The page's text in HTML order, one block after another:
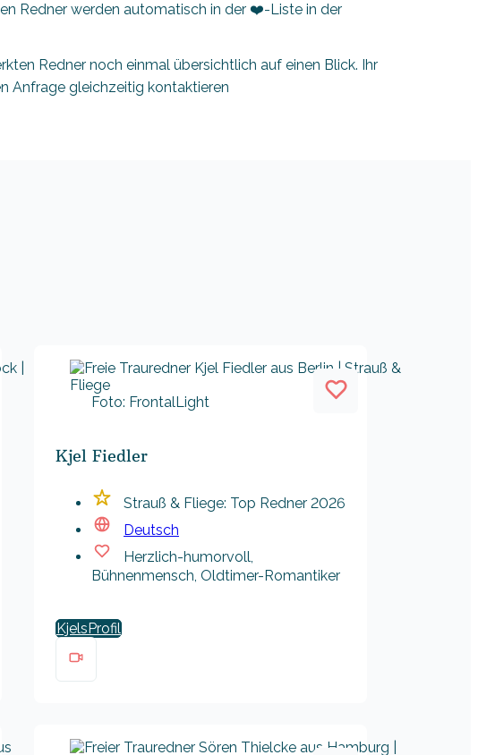
Redner werden automatisch in der ❤️-Liste in der
Redner noch einmal übersichtlich auf einen Blick. Ihr
Anfrage gleichzeitig kontaktieren
Foto: FrontalLight
Kjel Fiedler
Strauß & Fliege: Top Redner 2026
Deutsch
Herzlich-humorvoll,
Bühnenmensch, Oldtimer-Romantiker
Kjels